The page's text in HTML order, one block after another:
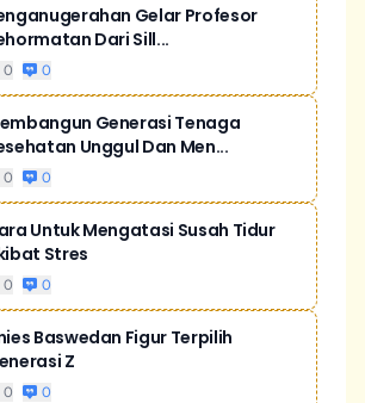
Gelar Profesor
Dari Sill...
0 0
Generasi Tenaga
Unggul Dan Men...
0 0
Untuk Mengatasi Susah Tidur
Stres
0 0
Baswedan Figur Terpilih
Z
0 0